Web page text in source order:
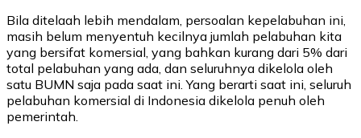
Bila ditelaah lebih mendalam, persoalan kepelabuhan ini,
masih belum menyentuh kecilnya jumlah pelabuhan kita
yang bersifat komersial, yang bahkan kurang dari 5% dari
total pelabuhan yang ada, dan seluruhnya dikelola oleh
satu BUMN saja pada saat ini. Yang berarti saat ini, seluruh
pelabuhan komersial di Indonesia dikelola penuh oleh
pemerintah.